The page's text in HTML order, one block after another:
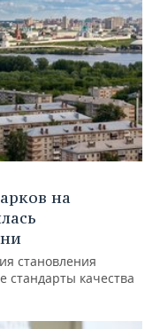
на
становления
стандарты качества